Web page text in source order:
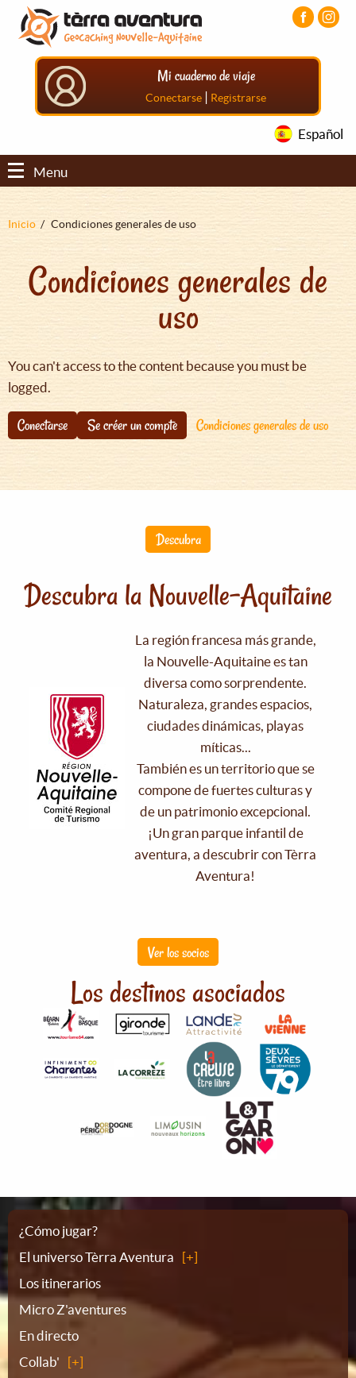
Pasar
contenido
principal
Pasar
menú
principal
Pasar
principal
Mi cuaderno de viaje
Conectarse | Registrarse
Español
Menu
Sobrescribir
ayuda
navegación
Inicio Condiciones generales de uso
Condiciones generales de
uso
You can't access to the content because you must be
logged.
Conectarse Se créer un compte Condiciones generales de uso
Descubra
Descubra la Nouvelle-Aquitaine
La región francesa más grande,
la Nouvelle-Aquitaine es tan
diversa como sorprendente.
Naturaleza, grandes espacios,
ciudades dinámicas, playas
míticas...
También es un territorio que se
compone de fuertes culturas y
de un patrimonio excepcional.
¡Un gran parque infantil de
aventura, a descubrir con Tèrra
Aventura!
Ver los socios
Los destinos asociados
Plano
del
sitio
¿Cómo jugar?
El universo Tèrra Aventura
Los itinerarios
Micro Z'aventures
En directo
Collab'